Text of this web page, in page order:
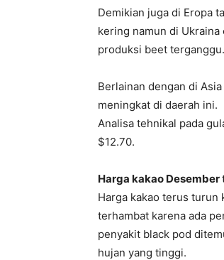
Demikian juga di Eropa
kering namun di
produksi beet terganggu.
Berlainan dengan di
meningkat di daerah ini.
Analisa tehnikal pada
$12.70.
Harga kakao Desember
Harga kakao terus turun
terhambat karena ada
penyakit black pod
hujan yang tinggi.